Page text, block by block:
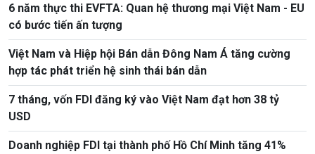
6 năm thực thi EVFTA: Quan hệ thương mại Việt Nam - EU
có bước tiến ấn tượng
Việt Nam và Hiệp hội Bán dẫn Đông Nam Á tăng cường
hợp tác phát triển hệ sinh thái bán dẫn
7 tháng, vốn FDI đăng ký vào Việt Nam đạt hơn 38 tỷ
USD
Doanh nghiệp FDI tại thành phố Hồ Chí Minh tăng 41%